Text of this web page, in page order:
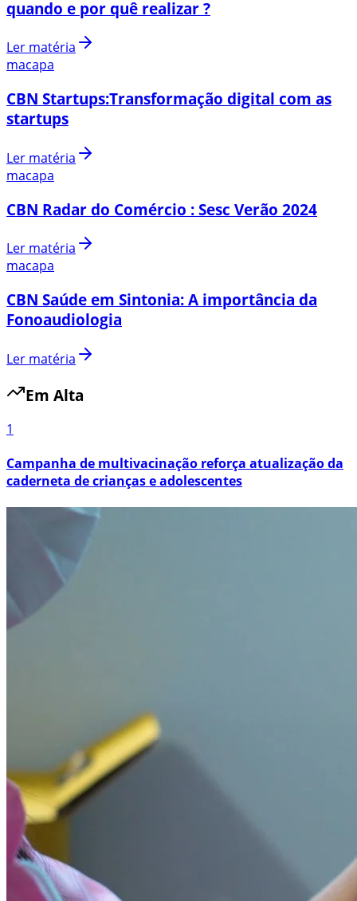
quando e por quê realizar ?
Ler matéria
macapa
CBN Startups:Transformação digital com as
startups
Ler matéria
macapa
CBN Radar do Comércio : Sesc Verão 2024
Ler matéria
macapa
CBN Saúde em Sintonia: A importância da
Fonoaudiologia
Ler matéria
Em Alta
1
Campanha de multivacinação reforça atualização da
caderneta de crianças e adolescentes